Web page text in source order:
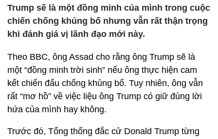
Trump sẽ là một đồng minh của mình trong cuộc
chiến chống khủng bố nhưng vẫn rất thận trọng
khi đánh giá vị lãnh đạo mới này.
Theo BBC, ông Assad cho rằng ông Trump sẽ là
một “đồng minh trời sinh” nếu ông thực hiện cam
kết chiến đấu chống khủng bố. Tuy nhiên, ông vẫn
rất “mơ hồ” về việc liệu ông Trump có giữ đúng lời
hứa của mình hay không.
Trước đó, Tổng thống đắc cử Donald Trump từng